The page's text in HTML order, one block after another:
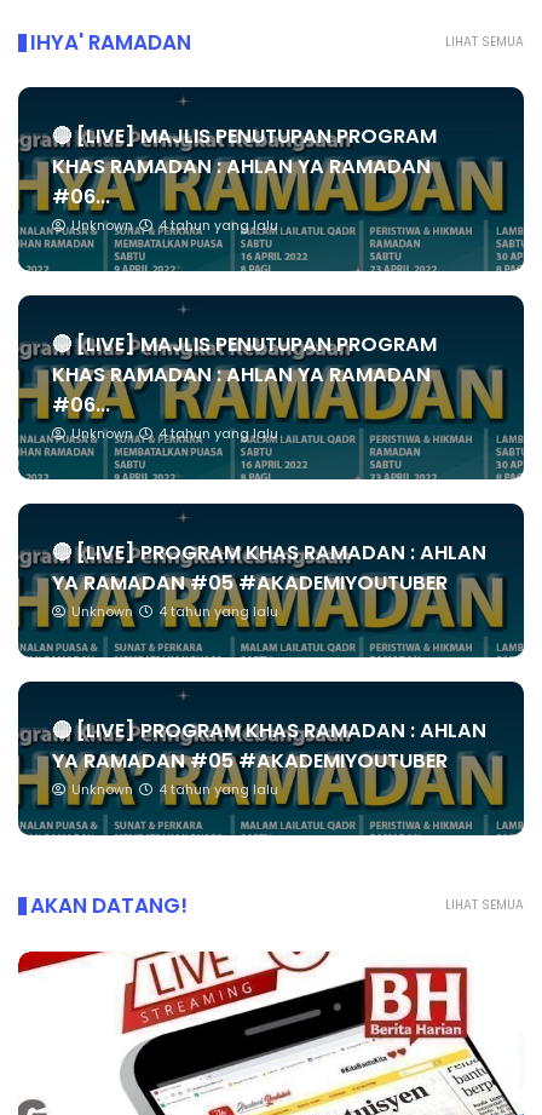
LIHAT SEMUA
IHYA' RAMADAN
🔴 [LIVE] MAJLIS PENUTUPAN PROGRAM
KHAS RAMADAN : AHLAN YA RAMADAN
#06...
Unknown 4 tahun yang lalu
🔴 [LIVE] MAJLIS PENUTUPAN PROGRAM
KHAS RAMADAN : AHLAN YA RAMADAN
#06...
Unknown 4 tahun yang lalu
🔴 [LIVE] PROGRAM KHAS RAMADAN : AHLAN
YA RAMADAN #05 #AKADEMIYOUTUBER
Unknown 4 tahun yang lalu
🔴 [LIVE] PROGRAM KHAS RAMADAN : AHLAN
YA RAMADAN #05 #AKADEMIYOUTUBER
Unknown 4 tahun yang lalu
LIHAT SEMUA
AKAN DATANG!